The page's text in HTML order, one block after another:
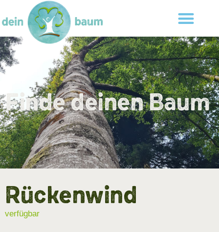
Finde deinen Baum
Rückenwind
verfügbar